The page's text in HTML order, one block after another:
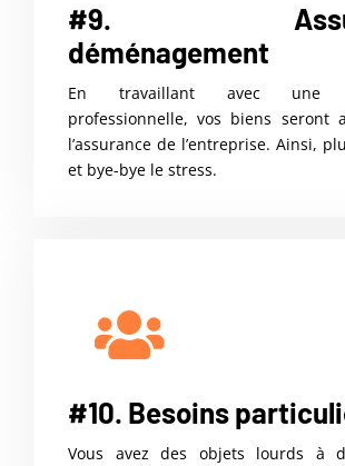
#9.
déménagement
En travaillant avec une
professionnelle, vos biens seront
l’assurance de l’entreprise. Ainsi,
et bye-bye le stress.
#10. Besoins
Vous avez des objets lourds à